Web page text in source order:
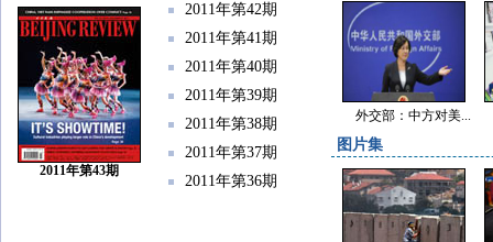
2011年第43期
2011年第42期
2011年第41期
2011年第40期
2011年第39期
2011年第38期
2011年第37期
2011年第36期
外交部：中方对美...
图片集